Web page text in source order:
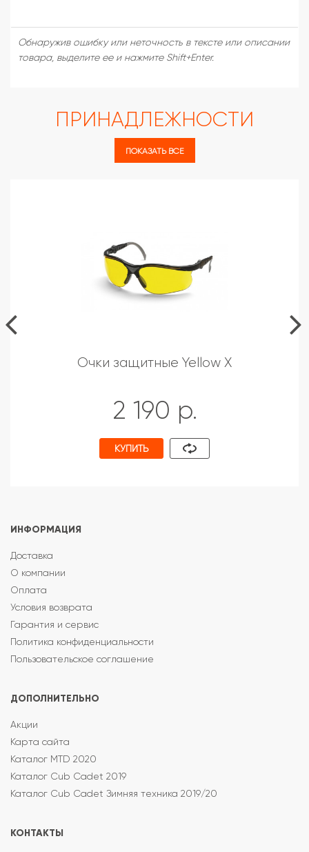
Обнаружив ошибку или неточность в тексте или описании
товара, выделите ее и нажмите Shift+Enter.
ПРИНАДЛЕЖНОСТИ
ПОКАЗАТЬ ВСЕ
Очки защитные Yellow X
2 190 р.
КУПИТЬ
ИНФОРМАЦИЯ
Доставка
О компании
Оплата
Условия возврата
Гарантия и сервис
Политика конфиденциальности
Пользовательское соглашение
ДОПОЛНИТЕЛЬНО
Акции
Карта сайта
Каталог MTD 2020
Каталог Cub Cadet 2019
Каталог Cub Cadet Зимняя техника 2019/20
КОНТАКТЫ